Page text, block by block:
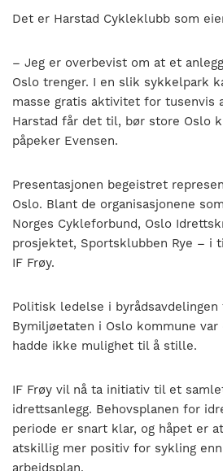
Det er Harstad Cykleklubb som
– Jeg er overbevist om at et
Oslo trenger. I en slik sykkelpark
masse gratis aktivitet for tusenvis
Harstad får det til, bør store Oslo
påpeker Evensen.
Presentasjonen begeistret
Oslo. Blant de organisasjonene
Norges Cykleforbund, Oslo
prosjektet, Sportsklubben Rye – i
IF Frøy.
Politisk ledelse i
Bymiljøetaten i Oslo kommune var
hadde ikke mulighet til å stille.
IF Frøy vil nå ta initiativ til et
idrettsanlegg. Behovsplanen for
periode er snart klar, og håpet er
atskillig mer positiv for sykling
arbeidsplan.